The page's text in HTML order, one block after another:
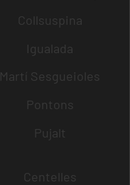
Collsuspina
Igualada
Martí Sesgueioles
Pontons
Pujalt
Centelles